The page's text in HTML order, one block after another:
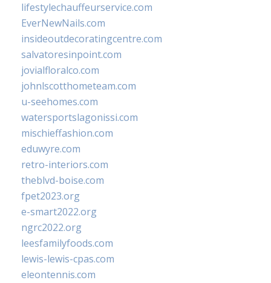
lifestylechauffeurservice.com
EverNewNails.com
insideoutdecoratingcentre.com
salvatoresinpoint.com
jovialfloralco.com
johnlscotthometeam.com
u-seehomes.com
watersportslagonissi.com
mischieffashion.com
eduwyre.com
retro-interiors.com
theblvd-boise.com
fpet2023.org
e-smart2022.org
ngrc2022.org
leesfamilyfoods.com
lewis-lewis-cpas.com
eleontennis.com